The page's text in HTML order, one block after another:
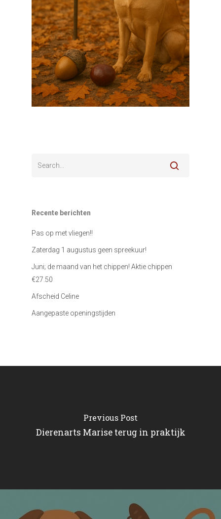
Recente berichten
Pas op met vliegen!!
Zaterdag 1 augustus geen spreekuur!
Juni; de maand van het chippen! Aktie chippen
€27.50
Afscheid Celine
Aangepaste openingstijden
Previous Post
Dierenarts Marise terug in praktijk